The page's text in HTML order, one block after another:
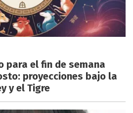
para el fin de semana
proyecciones bajo la
y el Tigre